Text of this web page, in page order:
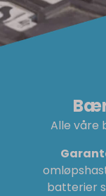
Alle våre
batterier